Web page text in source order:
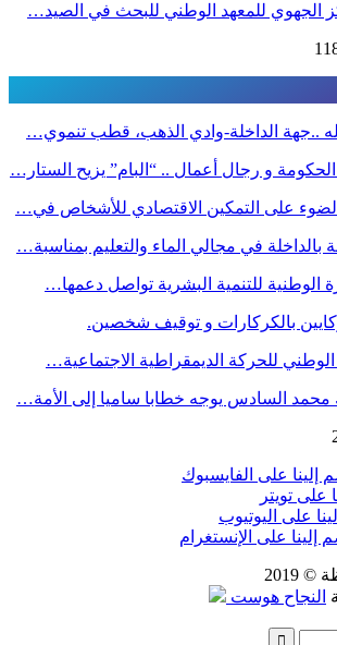
الجهوي للمعهد الوطني للبحث في الصيد…
..جهة الداخلة-وادي الذهب، قطب تنموي…
و رجال أعمال .. “البام” يزيح الستار…
الضوء على التمكين الاقتصادي للأشخاص في…
بالداخلة في مجالي الماء والتعليم بمناسبة…
الوطنية للتنمية البشرية تواصل دعمها…
للحركة الديمقراطية الاجتماعية…
محمد السادس يوجه خطابا ساميا إلى الأمة…
إلينا على الفايسبوك
على تويتر
على اليوتيوب
إلينا على الإنستغرام
2019
النجاح هوست